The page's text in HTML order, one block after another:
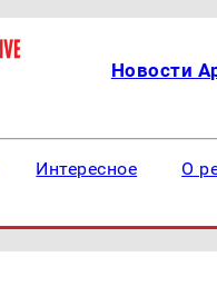
Новости
Интересное О